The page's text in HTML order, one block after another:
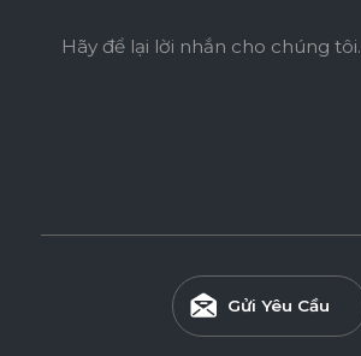
Hãy để lại lời nhắn cho chúng tôi.
Gửi Yêu Cầu